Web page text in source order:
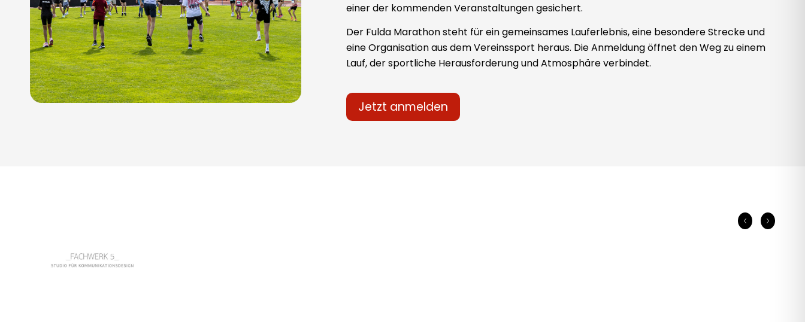
einer der kommenden Veranstaltungen gesichert.
Der Fulda Marathon steht für ein gemeinsames Lauferlebnis, eine besondere Strecke und
eine Organisation aus dem Vereinssport heraus. Die Anmeldung öffnet den Weg zu einem
Lauf, der sportliche Herausforderung und Atmosphäre verbindet.
Jetzt anmelden